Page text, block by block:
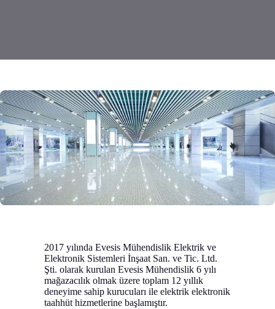
2017 yılında Evesis Mühendislik Elektrik ve
Elektronik Sistemleri İnşaat San. ve Tic. Ltd.
Şti. olarak kurulan Evesis Mühendislik 6 yılı
mağazacılık olmak üzere toplam 12 yıllık
deneyime sahip kurucuları ile elektrik elektronik
taahhüt hizmetlerine başlamıştır.